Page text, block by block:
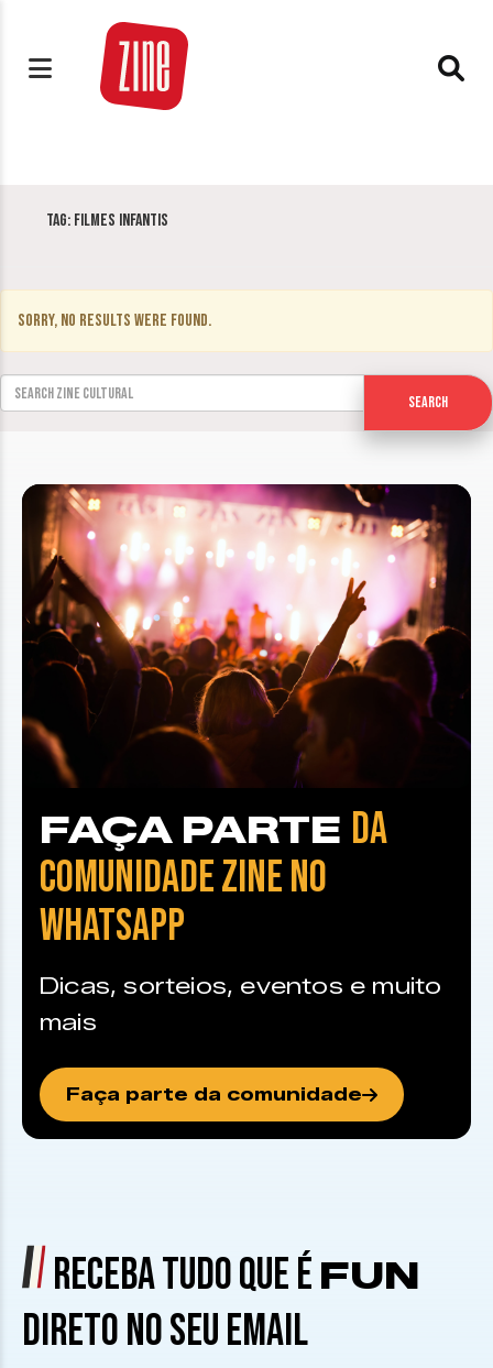
Tag: filmes infantis
Sorry, no results were found.
Search for:
Search
FAÇA PARTE DA
COMUNIDADE ZINE NO
WHATSAPP
Dicas, sorteios, eventos e muito
mais
Faça parte da comunidade
RECEBA TUDO QUE É FUN
DIRETO NO SEU EMAIL